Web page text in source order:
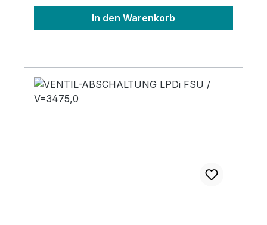
In den Warenkorb